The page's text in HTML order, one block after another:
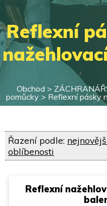
Reflexní
Obchod >
pomůcky > Reflexní pásky
Řazení podle:
oblíbenosti
Reflexní